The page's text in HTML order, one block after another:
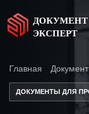
ДОКУМЕНТ
ЭКСПЕРТ
Главная
ДОКУМЕНТЫ ДЛЯ